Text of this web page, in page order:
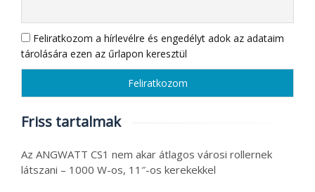
Feliratkozom a hírlevélre és engedélyt adok az adataim
tárolására ezen az űrlapon keresztül
Friss tartalmak
Az ANGWATT CS1 nem akar átlagos városi rollernek
látszani – 1000 W-os, 11″-os kerekekkel